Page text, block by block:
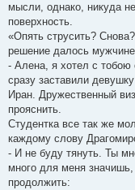
мысли, однако, никуда
поверхность.
«Опять струсить?
решение далось
- Алена, я хотел с тобою
сразу заставили
Иран. Дружественный
прояснить.
Студентка все так же
каждому слову
- И не буду тянуть. Ты
много для меня
продолжить: